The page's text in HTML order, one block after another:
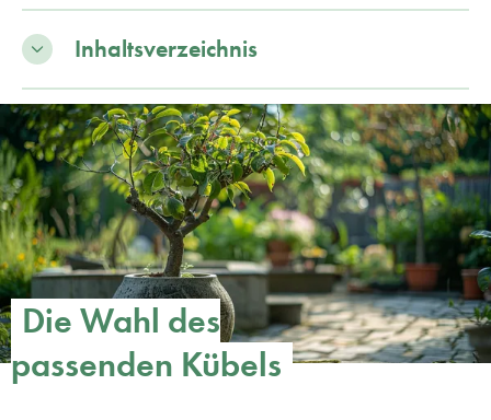
Inhaltsverzeichnis
Die Wahl des
passenden Kübels